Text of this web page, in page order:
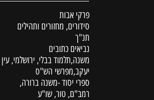
פרקי אבות
סידורים, מחזורים ותהילים
תנ"ך
נביאים כתובים
משנה,תלמוד בבלי, ירושלמי, עין
יעקב,מפרשי הש"ס
ספרי יסוד -משנה ברורה,
רמב"ם, טור, שו"ע